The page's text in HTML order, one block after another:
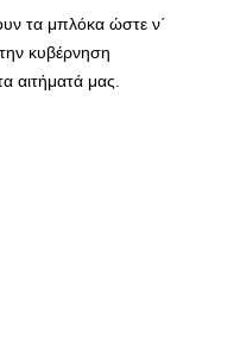
τα μπλόκα ώστε ν΄
κυβέρνηση
αιτήματά μας.